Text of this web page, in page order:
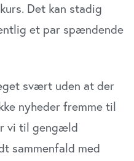
Det kan stadig
et par spændende
svært uden at der
nyheder fremme til
vi til gengæld
sammenfald med